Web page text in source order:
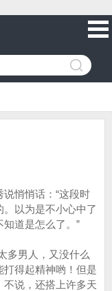
悄悄话：“这段时
以为是不小心中了
道是怎么了。”
男人，又没什么
得起精神哟！但是
说，还搭上许多天